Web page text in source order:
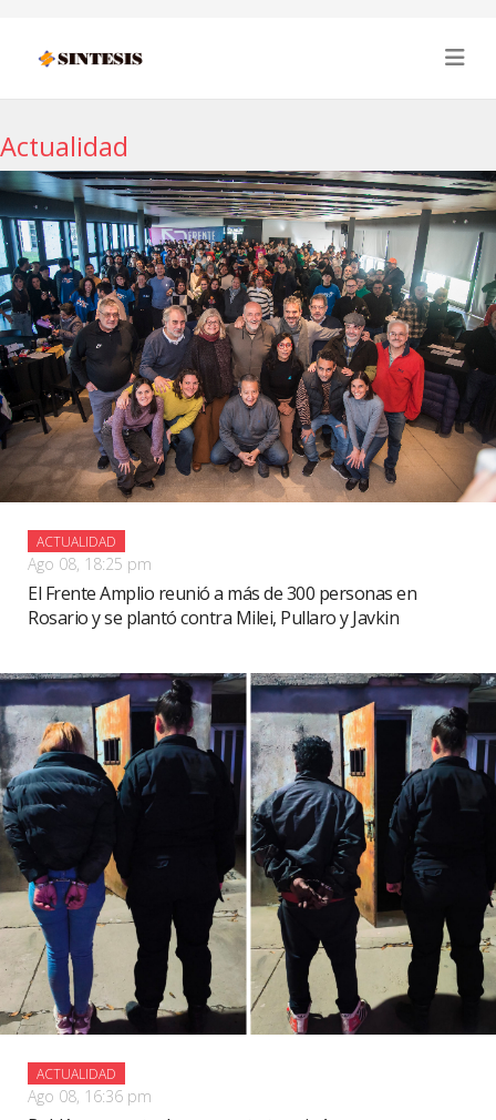
Actualidad
ACTUALIDAD
Ago 08, 18:25 pm
El Frente Amplio reunió a más de 300 personas en
Rosario y se plantó contra Milei, Pullaro y Javkin
ACTUALIDAD
Ago 08, 16:36 pm